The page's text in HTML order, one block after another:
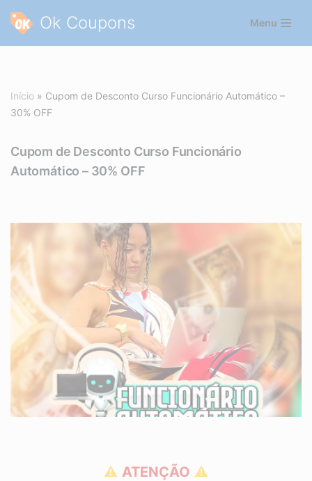
Pular
Ok Coupons Menu
Início » Cupom de Desconto Curso Funcionário Automático –
30% OFF
Cupom de Desconto Curso Funcionário
Automático – 30% OFF
⚠ ATENÇÃO ⚠